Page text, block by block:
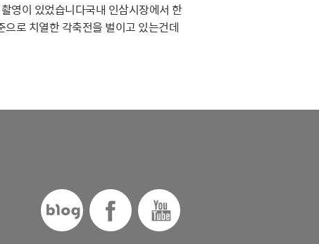
영이 있었습니다국내 인삼시장에서 한
로 치열한 각축전을 벌이고 있는건데